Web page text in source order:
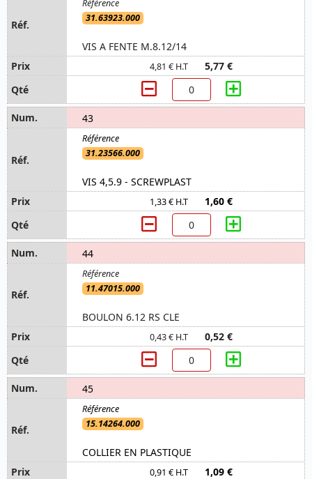
31.63923.000
VIS A FENTE M.8.12/14
4,81 € H.T 5,77 €
43
31.23566.000
VIS 4,5.9 - SCREWPLAST
1,33 € H.T 1,60 €
44
11.47015.000
BOULON 6.12 RS CLE
0,43 € H.T 0,52 €
45
15.14264.000
COLLIER EN PLASTIQUE
0,91 € H.T 1,09 €